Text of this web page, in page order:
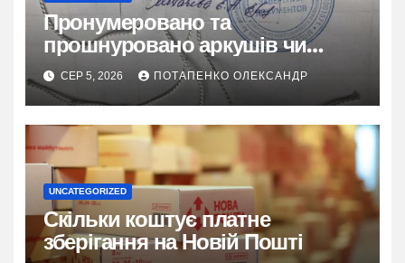
Пронумеровано та
прошнуровано аркушів чи
сторінок: повний гайд
СЕР 5, 2026 ПОТАПЕНКО ОЛЕКСАНДР
UNCATEGORIZED
Скільки коштує платне
зберігання на Новій Пошті